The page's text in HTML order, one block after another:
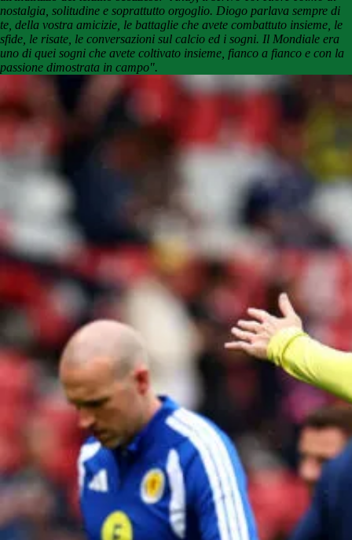
nostalgia, solitudine e soprattutto orgoglio. Diogo parlava sempre di
te, della vostra amicizie, le battaglie che avete combattuto insieme, le
sfide, le risate, le conversazioni sul calcio ed i sogni. Il Mondiale era
uno di quei sogni che avete coltivato insieme, fianco a fianco e con la
passione dimostrata in campo".